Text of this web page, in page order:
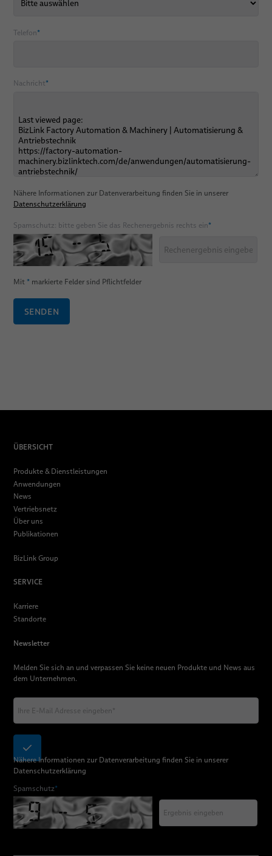
Telefon*
Nachricht*
Nähere Informationen zur Datenverarbeitung finden Sie in unserer
Datenschutzerklärung
Spamschutz: bitte geben Sie das Rechenergebnis rechts ein*
Mit * markierte Felder sind Pflichtfelder
SENDEN
ÜBERSICHT
Produkte & Dienstleistungen
Anwendungen
News
Vertriebsnetz
Über uns
Publikationen
BizLink Group
SERVICE
Karriere
Standorte
Newsletter
Melden Sie sich an und verpassen Sie keine neuen Produkte und News aus
dem Unternehmen.
Nähere Informationen zur Datenverarbeitung finden Sie in unserer
Datenschutzerklärung
Spamschutz*